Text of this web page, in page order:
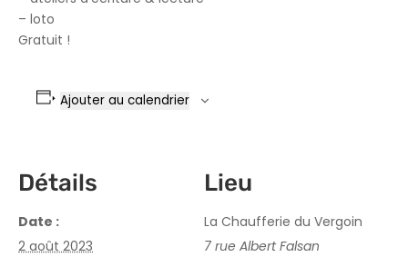
– loto
Gratuit !
Ajouter au calendrier
Détails
Date :
2 août 2023
Lieu
La Chaufferie du Vergoin
7 rue Albert Falsan